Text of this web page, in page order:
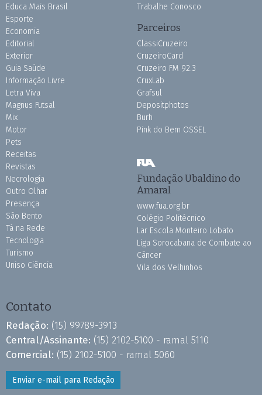
Educa Mais Brasil
Esporte
Economia
Editorial
Exterior
Guia Saúde
Informação Livre
Letra Viva
Magnus Futsal
Mix
Motor
Pets
Receitas
Revistas
Necrologia
Outro Olhar
Presença
São Bento
Tá na Rede
Tecnologia
Turismo
Uniso Ciência
Trabalhe Conosco
Parceiros
ClassiCruzeiro
CruzeiroCard
Cruzeiro FM 92.3
CruxLab
Grafsul
Depositphotos
Burh
Pink do Bem OSSEL
Fundação Ubaldino do
Amaral
www.fua.org.br
Colégio Politécnico
Lar Escola Monteiro Lobato
Liga Sorocabana de Combate ao
Câncer
Vila dos Velhinhos
Contato
Redação: (15) 99789-3913
Central/Assinante: (15) 2102-5100 - ramal 5110
Comercial: (15) 2102-5100 - ramal 5060
Enviar e-mail para Redação